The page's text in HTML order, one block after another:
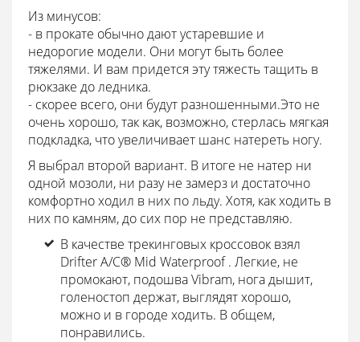
Из минусов:
- в прокате обычно дают устаревшие и
недорогие модели. Они могут быть более
тяжелями. И вам придется эту тяжесть тащить в
рюкзаке до ледника.
- скорее всего, они будут разношенными.Это не
очень хорошо, так как, возможно, стерлась мягкая
подкладка, что увеличивает шанс натереть ногу.
Я выбрал второй вариант. В итоге не натер ни
одной мозоли, ни разу не замерз и достаточно
комфортно ходил в них по льду. Хотя, как ходить в
них по камням, до сих пор не представляю.
В качестве трекинговых кроссовок взял
Drifter A/C® Mid Waterproof . Легкие, не
промокают, подошва Vibram, нога дышит,
голеностоп держат, выглядят хорошо,
можно и в городе ходить. В общем,
понравились.